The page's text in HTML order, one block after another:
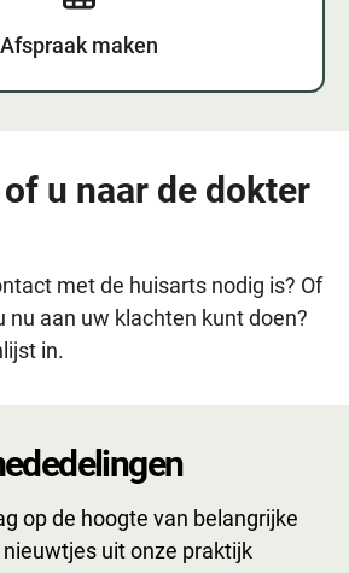
Afspraak maken
u naar de dokter
met de huisarts nodig is? Of
nu aan uw klachten kunt doen?
in.
op de hoogte van belangrijke
uit onze praktijk